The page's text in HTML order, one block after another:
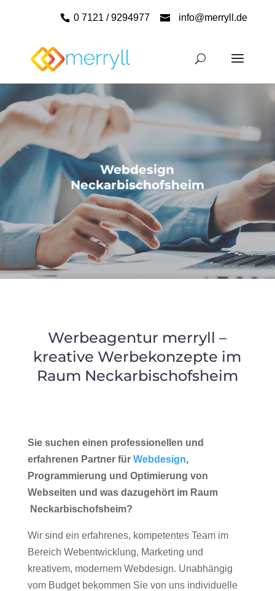
0 7121 / 9294977 info@merryll.de
Webdesign
Neckarbischofsheim
Werbeagentur merryll –
kreative Werbekonzepte im
Raum Neckarbischofsheim
Sie suchen einen professionellen und
erfahrenen Partner für Webdesign,
Programmierung und Optimierung von
Webseiten und was dazugehört im Raum
Neckarbischofsheim?
Wir sind ein erfahrenes, kompetentes Team im
Bereich Webentwicklung, Marketing und
kreativem, modernem Webdesign. Unabhängig
vom Budget bekommen Sie von uns individuelle